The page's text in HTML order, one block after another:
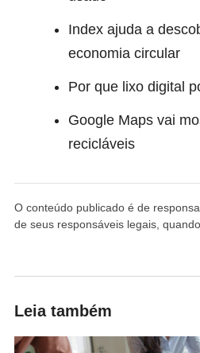
Index ajuda a
economia circular
Por que lixo digital
Google Maps vai
recicláveis
O conteúdo publicado é de
de seus responsáveis legais,
Leia também